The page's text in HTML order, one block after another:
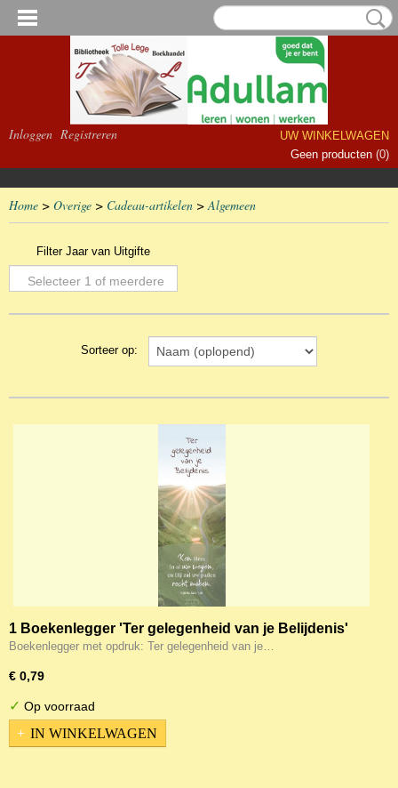
Inloggen Registreren
UW WINKELWAGEN
Geen producten (0)
Home > Overige > Cadeau-artikelen >Algemeen
Filter Jaar van Uitgifte
Selecteer 1 of meerdere
Sorteer op:
1 Boekenlegger 'Ter gelegenheid van je Belijdenis'
Boekenlegger met opdruk: Ter gelegenheid van je…
€ 0,79
✓ Op voorraad
IN WINKELWAGEN